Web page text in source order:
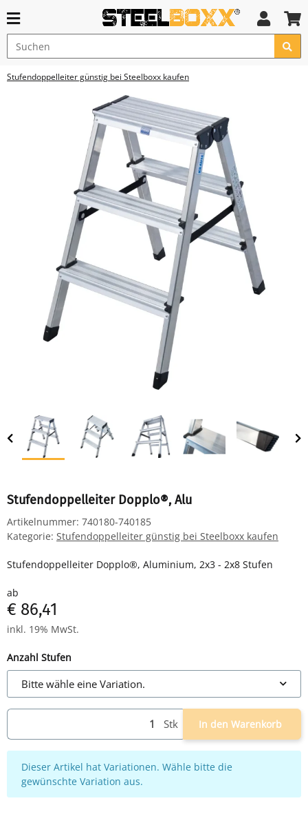
Stufendoppelleiter günstig bei Steelboxx kaufen
Stufendoppelleiter Dopplo®, Alu
Artikelnummer: 740180-740185
Kategorie: Stufendoppelleiter günstig bei Steelboxx kaufen
Stufendoppelleiter Dopplo®, Aluminium, 2x3 - 2x8 Stufen
ab
€ 86,41
inkl. 19% MwSt.
Anzahl Stufen
Bitte wähle eine Variation.
Stk In den Warenkorb
x
Dieser Artikel hat Variationen. Wähle bitte die
gewünschte Variation aus.